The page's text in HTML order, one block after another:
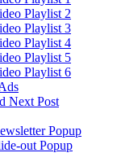
Playlist 2
Playlist 3
Playlist 4
Playlist 5
Playlist 6
Next Post
Popup
out Popup